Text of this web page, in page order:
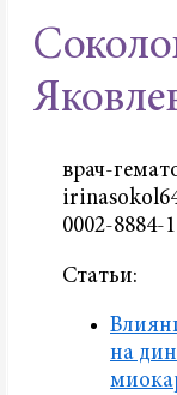
врач-
0002-8884-
Статьи:
на